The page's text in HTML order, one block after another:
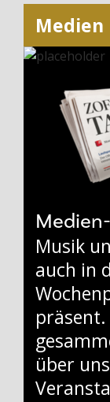
Medien
Musik
auch in
präsent.
über